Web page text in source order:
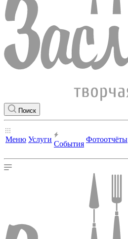
Поиск
Меню Услуги
События
Фотоотчёты